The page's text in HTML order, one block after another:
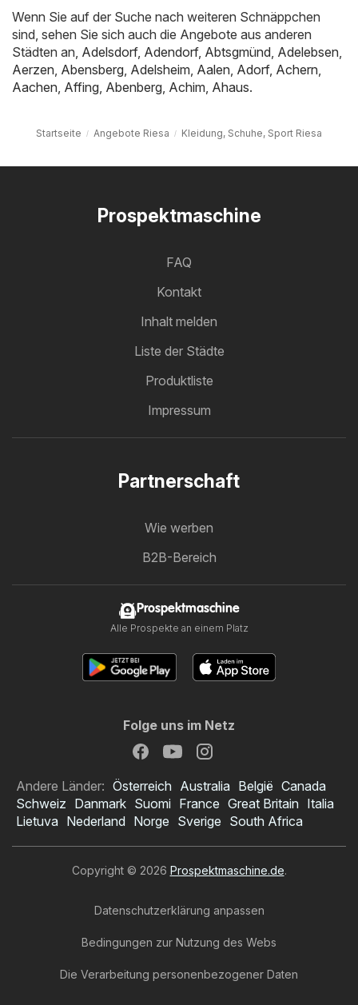
Wenn Sie auf der Suche nach weiteren Schnäppchen
sind, sehen Sie sich auch die Angebote aus anderen
Städten an, Adelsdorf, Adendorf, Abtsgmünd Adelebsen
Aerzen Abensberg Adelsheim Aalen Adorf, Achern
Aachen Affing Abenberg Achim Ahaus.
Startseite Angebote Riesa Kleidung, Schuhe, Sport Riesa
Prospektmaschine
FAQ
Kontakt
Inhalt melden
Liste der Städte
Produktliste
Impressum
Partnerschaft
Wie werben
B2B-Bereich
Prospektmaschine
Alle Prospekte an einem Platz
Folge uns im Netz
Andere Länder: Österreich Australia België Canada
Schweiz Danmark Suomi France Great Britain Italia
Lietuva Nederland Norge Sverige South Africa
Copyright © 2026 Prospektmaschine.de.
Datenschutzerklärung anpassen
Bedingungen zur Nutzung des Webs
Die Verarbeitung personenbezogener Daten